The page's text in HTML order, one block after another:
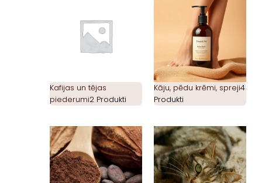
Kafijas un tējas
piederumi2 Produkti
Kāju, pēdu krēmi, spreji4
Produkti